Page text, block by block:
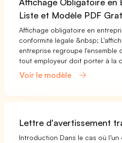
Liste et Modèle PDF
Affichage obligatoire en
conformité légale &nbsp;
entreprise regroupe l'ensemble
tout employeur doit porter à la
Voir le modèle
Lettre d'avertissement
Introduction Dans le cas où l’un